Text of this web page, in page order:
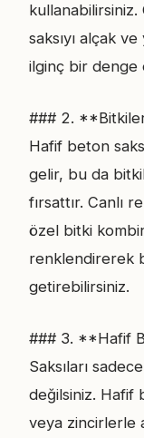
saksıyı alçak
ilginç bir denge
### 2.
Hafif beton
gelir, bu da
fırsattır. Canlı
özel bitki
renklendirerek
getirebilirsiniz.
### 3. **Hafif
Saksıları
değilsiniz. Hafif
veya zincirlerle